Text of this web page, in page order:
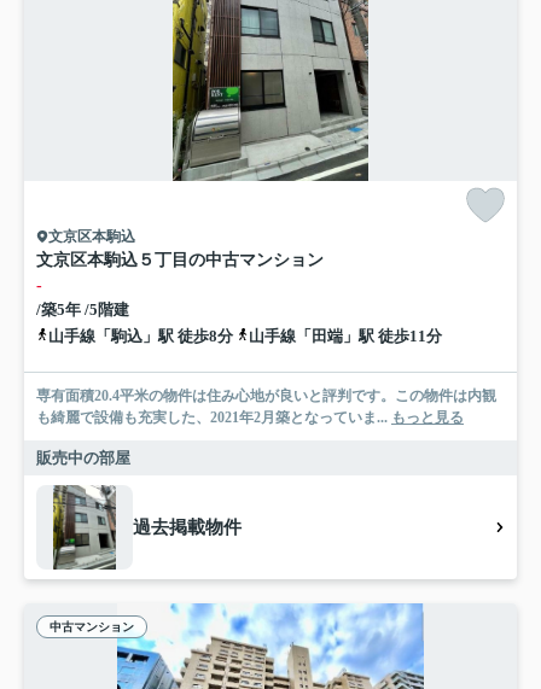
文京区本駒込
文京区本駒込５丁目の中古マンション
-
/築5年 /5階建
山手線「駒込」駅 徒歩8分
山手線「田端」駅 徒歩11分
専有面積20.4平米の物件は住み心地が良いと評判です。この物件は内観
も綺麗で設備も充実した、2021年2月築となっていま... もっと見る
販売中の部屋
過去掲載物件
中古マンション